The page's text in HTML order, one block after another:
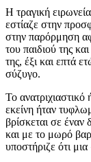
Η τραγική
εστίαζε στην
στην παρόρμηση
του παιδιού της
της, έξι και επτά
σύζυγο.
Το ανατριχιαστικό
εκείνη ήταν
βρίσκεται σε έναν
και με το μωρό
υποστήριζε ότι